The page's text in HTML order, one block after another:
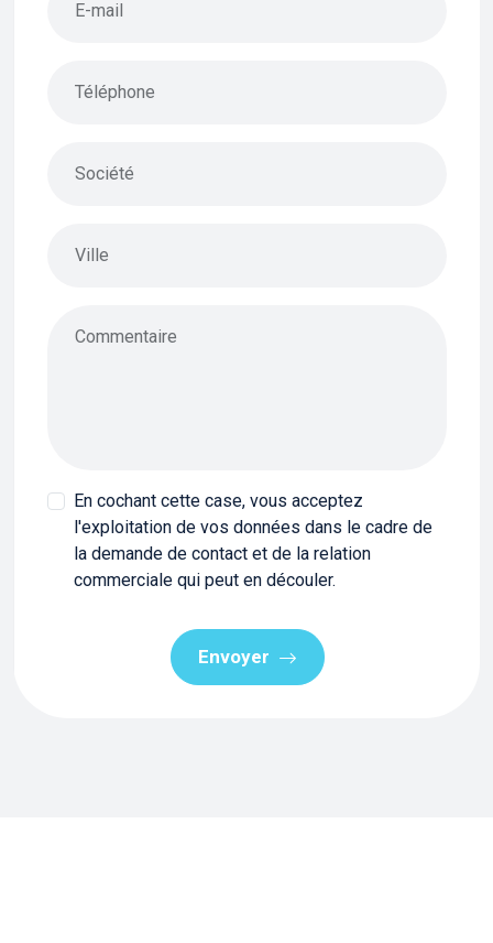
E-mail
Téléphone
Société
Ville
Commentaire
En cochant cette case, vous acceptez
l'exploitation de vos données dans le cadre de
la demande de contact et de la relation
commerciale qui peut en découler.
Envoyer